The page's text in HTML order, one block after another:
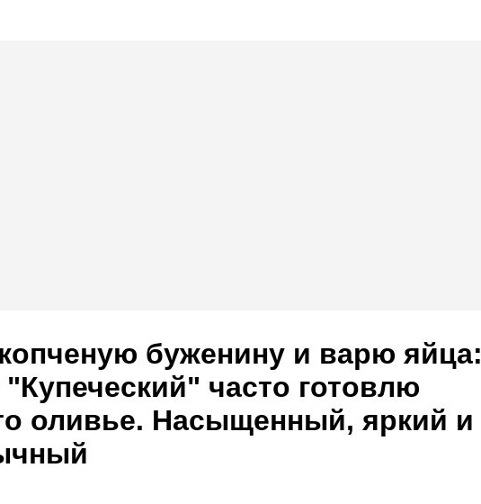
буженину и варю яйца:
"Купеческий" часто готовлю
оливье. Насыщенный, яркий и